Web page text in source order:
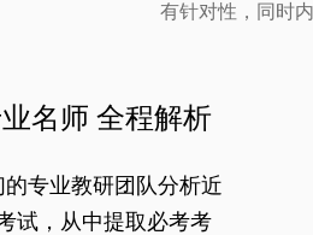
有针对性，同时
名师 全程解析
的专业教研团队分析近
试，从中提取必考考